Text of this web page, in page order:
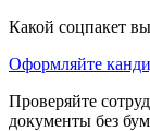
Какой соцпакет
Оформляйте
Проверяйте
документы без